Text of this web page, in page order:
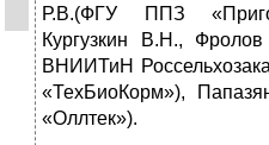
Р.В.(ФГУ ППЗ
Кургузкин В.Н.,
ВНИИТиН
«ТехБиоКорм»),
«Оллтек»).